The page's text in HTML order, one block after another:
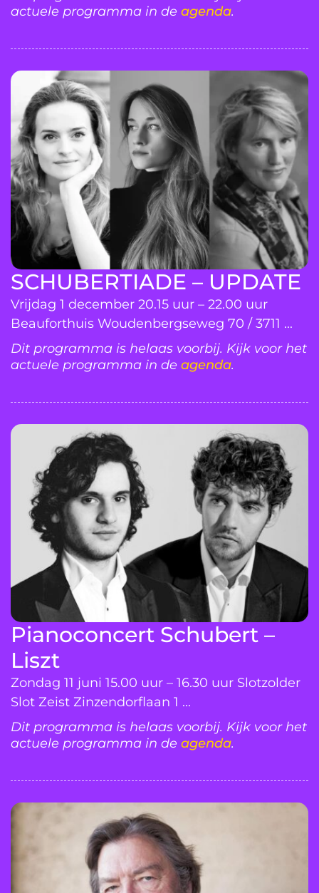
actuele programma in de agenda.
SCHUBERTIADE – UPDATE
Vrijdag 1 december 20.15 uur – 22.00 uur
Beauforthuis Woudenbergseweg 70 / 3711 ...
Dit programma is helaas voorbij. Kijk voor het
actuele programma in de agenda.
Pianoconcert Schubert –
Liszt
Zondag 11 juni 15.00 uur – 16.30 uur Slotzolder
Slot Zeist Zinzendorflaan 1 ...
Dit programma is helaas voorbij. Kijk voor het
actuele programma in de agenda.